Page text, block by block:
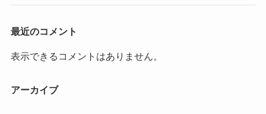
最近のコメント
表示できるコメントはありません。
アーカイブ